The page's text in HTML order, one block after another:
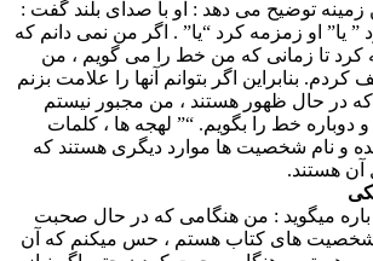
زمینه توضیح می دهد : او با صدای بلند گفت :
” یا” او زمزمه کرد “یا” . اگر من نمی دانم که
کرد تا زمانی که من خط را می گویم ، من
بنابراین اگر بتوانم آنها را علامت بزنم
که در حال ظهور هستند ، من مجبور نیستم
و دوباره خط را بگویم. “” لهجه ها ، کلمات
و نام شخصیت ها موارد دیگری هستند که
آن هستند.
باره میگوید : من هنگامی که در حال صحبت
شخصیت های کتاب هستم ، حس میکنم که آن